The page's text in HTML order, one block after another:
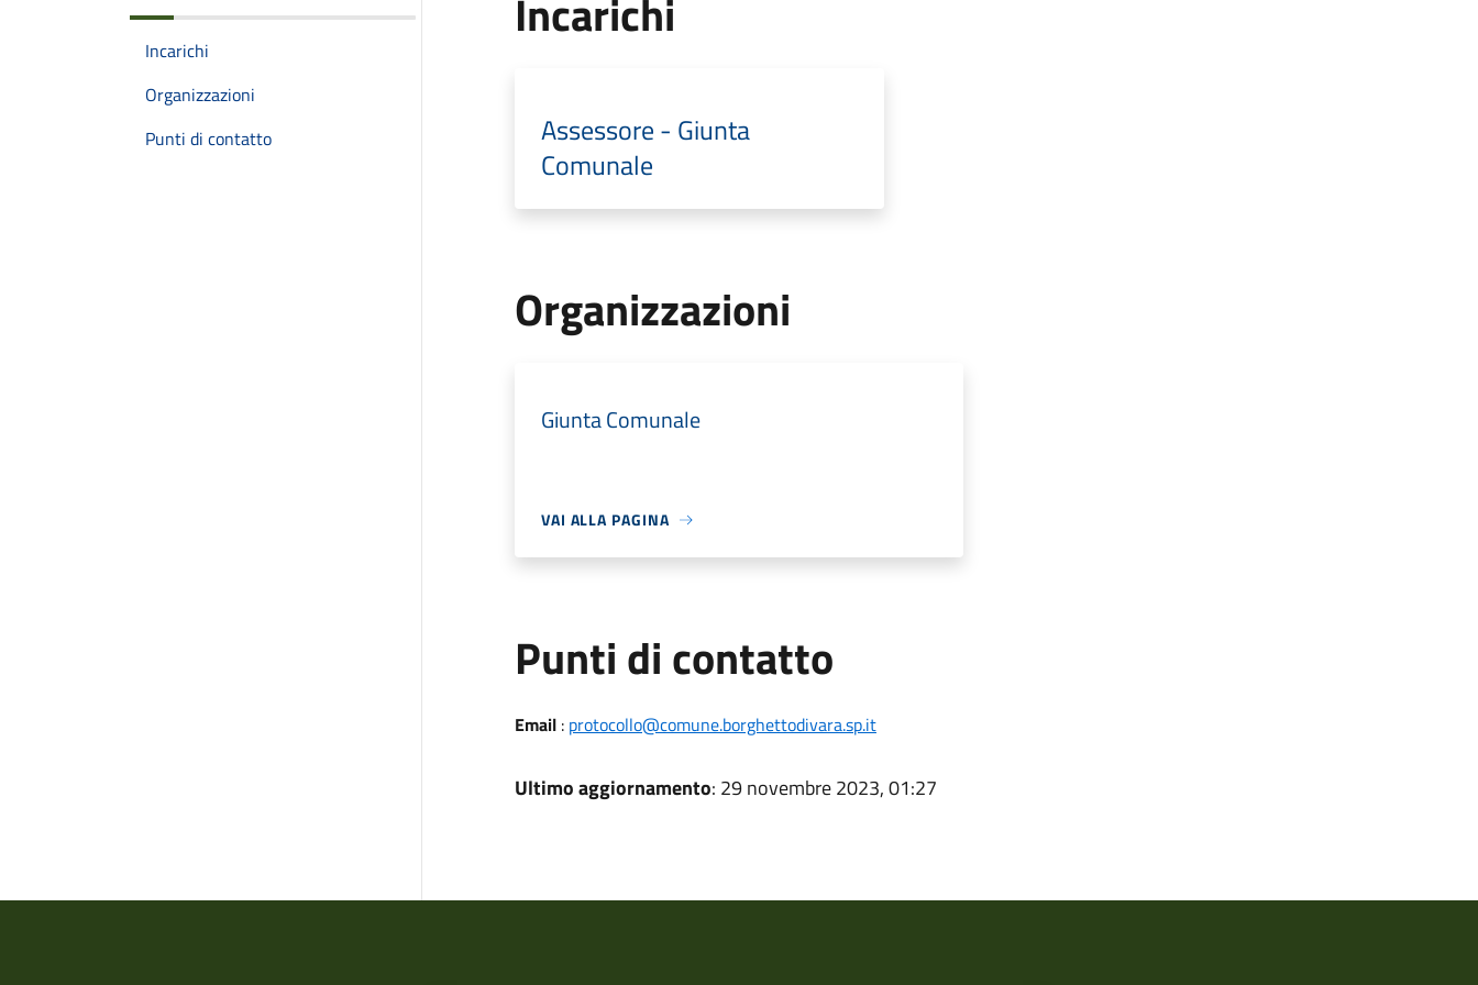
Incarichi
Organizzazioni
Punti di contatto
Incarichi
Assessore - Giunta
Comunale
Organizzazioni
Giunta Comunale
VAI ALLA PAGINA
Punti di contatto
Email: protocollo@comune.borghettodivara.sp.it
Ultimo aggiornamento: 29 novembre 2023, 01:27